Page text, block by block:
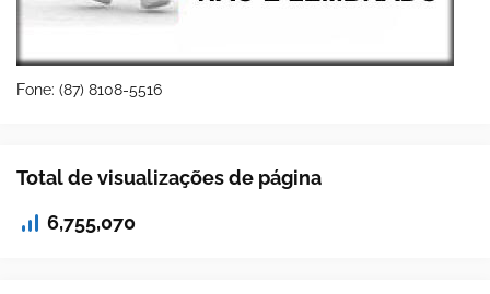
Fone: (87) 8108-5516
Total de visualizações de página
6,755,070